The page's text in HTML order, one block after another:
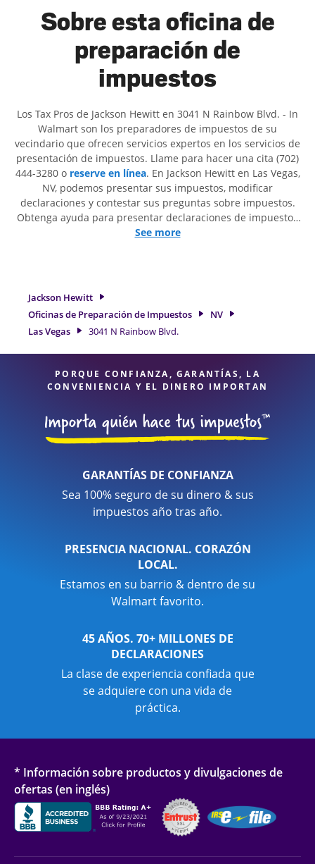
Sobre esta oficina de
preparación de
impuestos
Los Tax Pros de Jackson Hewitt en 3041 N Rainbow Blvd. - In
Walmart son ​​los preparadores de impuestos de su
vecindario que ofrecen servicios expertos en los servicios de
presentación de impuestos. Llame para hacer una cita (702)
444-3280 o reserve en línea. En Jackson Hewitt en Las Vegas,
NV, podemos presentar sus impuestos, modificar
declaraciones y contestar sus preguntas sobre impuestos.
Obtenga ayuda para presentar declaraciones de impuestos
simples o situaciones más complejas, como los impuestos
necesita servicios de preparación de impuestos en Las
Vegas, NV, la ubicación de Jackson Hewitt en 3041 N Rainbow
Blvd. es una opción excelente. Con nuestros expertos
profesionales de impuestos, atención al detalle y diversidad
See more
Jackson Hewitt
Oficinas de Preparación de Impuestos
NV
Las Vegas
3041 N Rainbow Blvd.
PORQUE CONFIANZA, GARANTÍAS, LA
CONVENIENCIA Y EL DINERO IMPORTAN
GARANTÍAS DE CONFIANZA
Sea 100% seguro de su dinero & sus
impuestos año tras año.
PRESENCIA NACIONAL. CORAZÓN
LOCAL.
Estamos en su barrio & dentro de su
Walmart favorito.
45 AÑOS. 70+ MILLONES DE
DECLARACIONES
La clase de experiencia confiada que
se adquiere con una vida de
práctica.
* Información sobre productos y divulgaciones de
ofertas (en inglés)